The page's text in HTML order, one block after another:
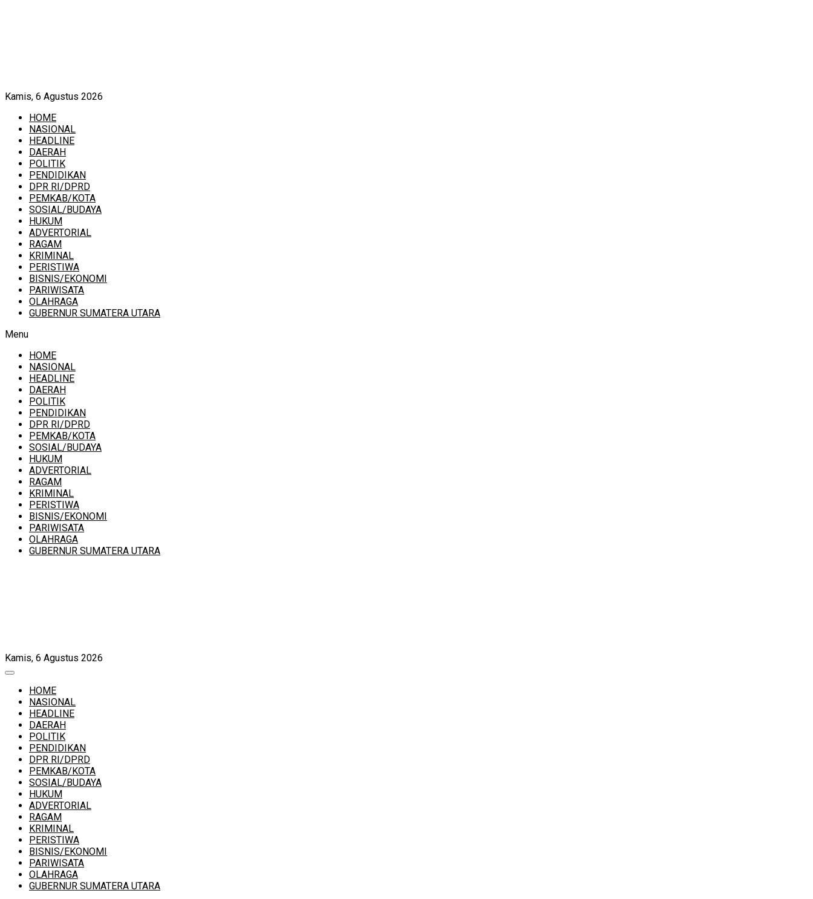
Kamis, 6 Agustus 2026
HOME
NASIONAL
HEADLINE
DAERAH
POLITIK
PENDIDIKAN
DPR RI/DPRD
PEMKAB/KOTA
SOSIAL/BUDAYA
HUKUM
ADVERTORIAL
RAGAM
KRIMINAL
PERISTIWA
BISNIS/EKONOMI
PARIWISATA
OLAHRAGA
GUBERNUR SUMATERA UTARA
Menu
HOME
NASIONAL
HEADLINE
DAERAH
POLITIK
PENDIDIKAN
DPR RI/DPRD
PEMKAB/KOTA
SOSIAL/BUDAYA
HUKUM
ADVERTORIAL
RAGAM
KRIMINAL
PERISTIWA
BISNIS/EKONOMI
PARIWISATA
OLAHRAGA
GUBERNUR SUMATERA UTARA
Kamis, 6 Agustus 2026
HOME
NASIONAL
HEADLINE
DAERAH
POLITIK
PENDIDIKAN
DPR RI/DPRD
PEMKAB/KOTA
SOSIAL/BUDAYA
HUKUM
ADVERTORIAL
RAGAM
KRIMINAL
PERISTIWA
BISNIS/EKONOMI
PARIWISATA
OLAHRAGA
GUBERNUR SUMATERA UTARA